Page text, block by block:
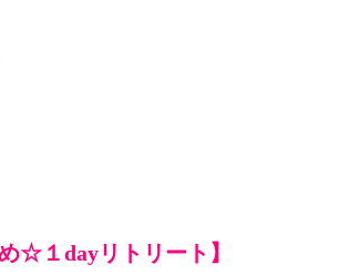
☆１dayリトリート】